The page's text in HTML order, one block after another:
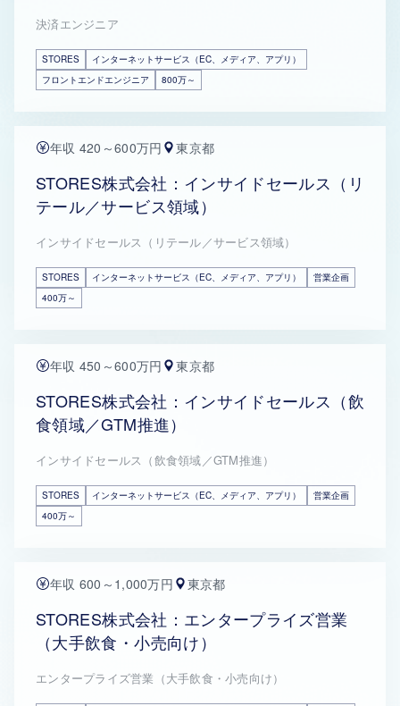
決済エンジニア
STORES
インターネットサービス（EC、メディア、アプリ）
フロントエンドエンジニア
800万～
年収 420～600万円 東京都
STORES株式会社：インサイドセールス（リ
テール／サービス領域）
インサイドセールス（リテール／サービス領域）
STORES インターネットサービス（EC、メディア、アプリ）
営業企画
400万～
年収 450～600万円 東京都
STORES株式会社：インサイドセールス（飲
食領域／GTM推進）
インサイドセールス（飲食領域／GTM推進）
STORES インターネットサービス（EC、メディア、アプリ）
営業企画
400万～
年収 600～1,000万円 東京都
STORES株式会社：エンタープライズ営業
（大手飲食・小売向け）
エンタープライズ営業（大手飲食・小売向け）